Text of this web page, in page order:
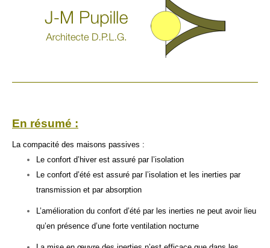
En résumé :
La compacité des maisons passives :
Le confort d’hiver est assuré par l’isolation
Le confort d’été est assuré par l’isolation et les inerties par
transmission et par absorption
L’amélioration du confort d’été par les inerties ne peut avoir lieu
qu’en présence d’une forte ventilation nocturne